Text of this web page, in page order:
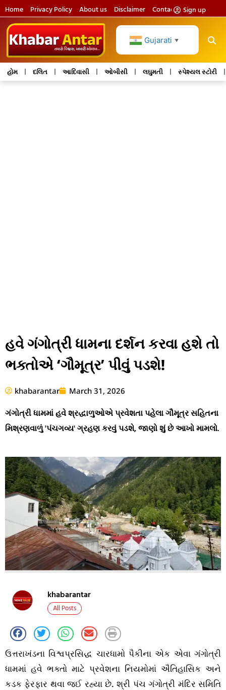
Home Privacy Policy About us Disclaimer Contact usSign up
Gujarati ▼
હોમ દલિત આદિવાસી ઓબીસી લઘુમતી સ્પેશ્યલ સ્ટોરી
હવે ગંગોત્રી ધામના દર્શન કરવા હશે તો
ભક્તોએ ‘ગૌમૂત્ર’ પીવું પડશે!
khabarantar March 31, 2026
ગંગોત્રી ધામમાં હવે શ્રદ્ધાળુઓએ પ્રવેશતા પહેલા ગૌમૂત્ર સહિતના
મિશ્રણવાળું 'પંચગવ્ય' ગ્રહણ કરવું પડશે, જાણો શું છે આખો મામલો.
khabarantar
All Posts
ઉત્તરાખંડના વિશ્વપ્રસિદ્ધ ચારધામો પૈકીના એક એવા ગંગોત્રી
ધામમાં હવે ભક્તો માટે પ્રવેશના નિયમોમાં ઐતિહાસિક અને
કડક ફેરફાર થવા જઈ રહ્યા છે. શ્રી પંચ ગંગોત્રી મંદિર સમિતિ